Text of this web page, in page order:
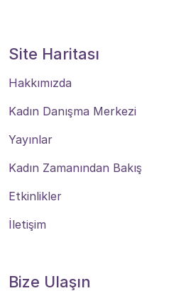
Site Haritası
Hakkımızda
Kadın Danışma Merkezi
Yayınlar
Kadın Zamanından Bakış
Etkinlikler
İletişim
Bize Ulaşın